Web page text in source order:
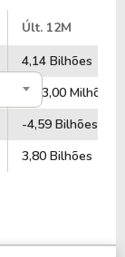
Últ. 12M
4,14 Bilhões
-323,00 Milhões
-4,59 Bilhões
3,80 Bilhões